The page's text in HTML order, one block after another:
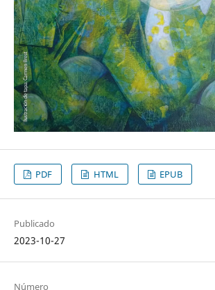
PDF HTML EPUB
Publicado
2023-10-27
Número